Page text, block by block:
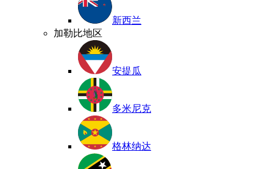
新西兰
加勒比地区
安提瓜
多米尼克
格林纳达